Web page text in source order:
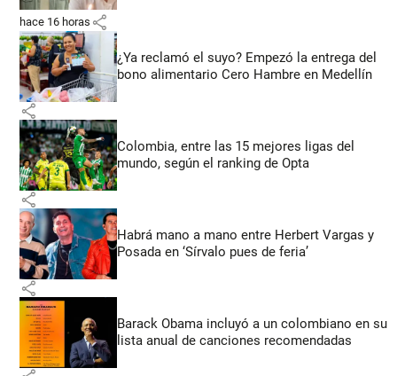
hace 16 horas share
¿Ya reclamó el suyo? Empezó la entrega del
bono alimentario Cero Hambre en Medellín
share
Colombia, entre las 15 mejores ligas del
mundo, según el ranking de Opta
share
Habrá mano a mano entre Herbert Vargas y
Posada en ‘Sírvalo pues de feria’
share
Barack Obama incluyó a un colombiano en su
lista anual de canciones recomendadas